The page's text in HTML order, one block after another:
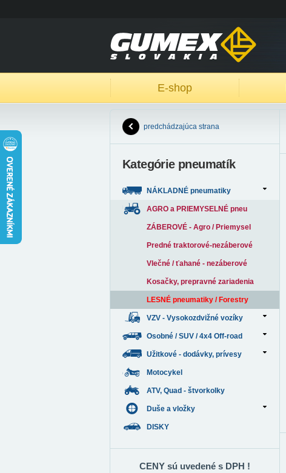
E-shop
predchádzajúca strana
Kategórie pneumatík
NÁKLADNÉ pneumatiky
AGRO a PRIEMYSELNÉ pneu
ZÁBEROVÉ - Agro / Priemysel
Predné traktorové-nezáberové
Vlečné / ťahané - nezáberové
Kosačky, prepravné zariadenia
LESNÉ pneumatiky / Forestry
VZV - Vysokozdvižné vozíky
Osobné / SUV / 4x4 Off-road
Užitkové - dodávky, prívesy
Motocykel
ATV, Quad - štvorkolky
Duše a vložky
DISKY
CENY sú uvedené s DPH !